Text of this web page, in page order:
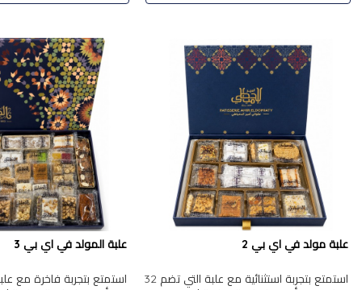
علبة مولد في اي بي 2
استمتع بتجربة استثنائية مع علبة التي تضم 32
علبة المولد في اي بي 3